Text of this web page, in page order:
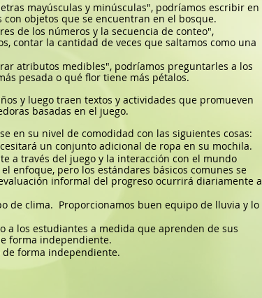
mayúsculas y minúsculas", podríamos escribir en
objetos que se encuentran en el bosque.
de los números y la secuencia de conteo",
contar la cantidad de veces que saltamos como una
atributos medibles", podríamos preguntarles a los
pesada o qué flor tiene más pétalos.
y luego traen textos y actividades que promueven
basadas en el juego.
en su nivel de comodidad con las siguientes cosas:
un conjunto adicional de ropa en su mochila.
a través del juego y la interacción con el mundo
enfoque, pero los estándares básicos comunes se
informal del progreso ocurrirá diariamente a
de clima. Proporcionamos buen equipo de lluvia y lo
a los estudiantes a medida que aprenden de sus
forma independiente.
de forma independiente.